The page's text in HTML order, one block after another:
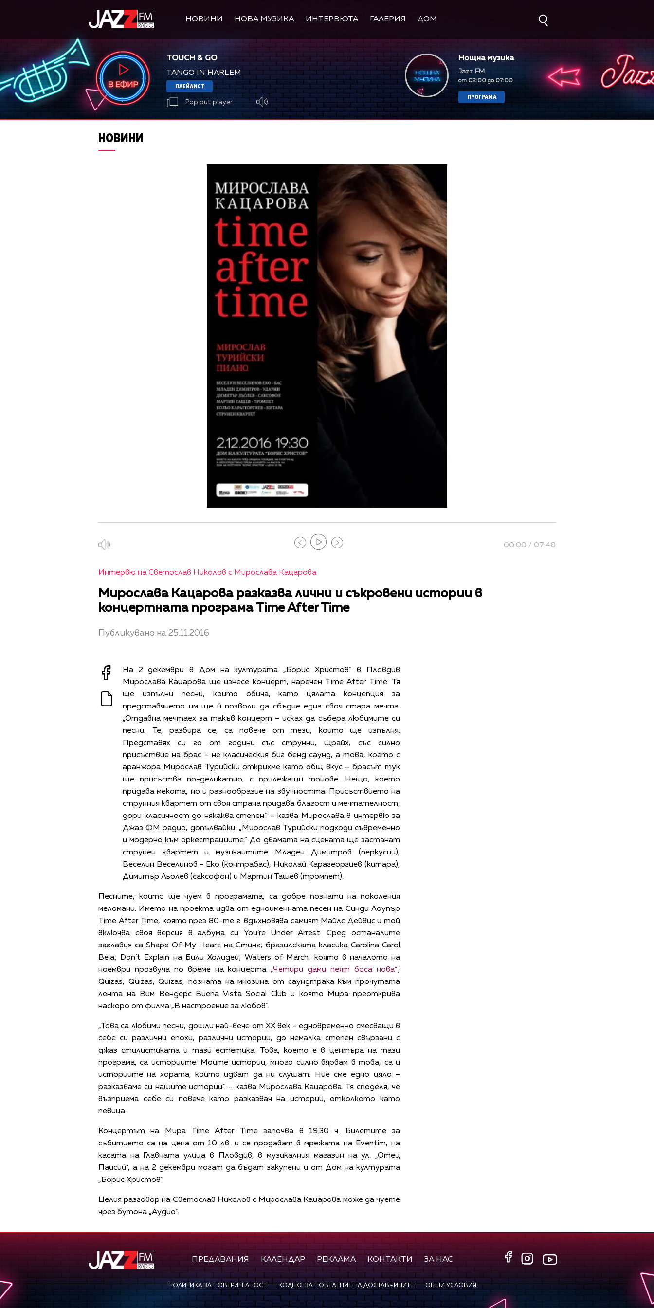
НОВИНИ НОВА МУЗИКА ИНТЕРВЮТА ГАЛЕРИЯ ДОМ
TOUCH & GO
TANGO IN HARLEM
ПЛЕЙЛИСТ
Pop out player
Нощна музика
Jazz FM
от 02:00 до 07:00
ПРОГРАМА
НОВИНИ
00:00 / 07:48
Интервю на Светослав Николов с Мирослава Кацарова
Мирослава Кацарова разказва лични и съкровени истории в
концертната програма Time After Time
Публикувано на 25.11.2016
На 2 декември в Дом на културата „Борис Христов“ в Пловдив
Мирослава Кацарова ще изнесе концерт, наречен Time After Time. Тя
ще изпълни песни, които обича, като цялата концепция за
представянето им ще й позволи да сбъдне една своя стара мечта.
„Отдавна мечтаех за такъв концерт – исках да събера любимите си
песни. Те, разбира се, са повече от тези, които ще изпълня.
Представях си го от години със струнни, щрайх, със силно
присъствие на брас – не класическия биг бенд саунд, а това, което с
аранжора Мирослав Турийски открихме като общ вкус – брасът тук
ще присъства по-деликатно, с прилежащи тонове. Нещо, което
придава мекота, но и разнообразие на звучността. Присъствието на
струнния квартет от своя страна придава благост и мечтателност,
дори класичност до някаква степен.“ – казва Мирослава в интервю за
Джаз ФМ радио, допълвайки: „Мирослав Турийски подходи съвременно
и модерно към оркестрациите.“ До двамата на сцената ще застанат
струнен квартет и музикантите Младен Димитров (перкусии),
Веселин Веселинов - Еко (контрабас), Николай Карагеоргиев (китара),
Димитър Льолев (саксофон) и Мартин Ташев (тромпет).
Песните, които ще чуем в програмата, са добре познати на поколения
меломани. Името на проекта идва от едноименната песен на Синди Лоупър
Time After Time, която през 80-те г. вдъхновява самият Майлс Дейвис и той
включва своя версия в албума си You’re Under Arrest. Сред останалите
заглавия са Shape Of My Heart на Стинг; бразилската класика Carolina Carol
Bela; Don’t Explain на Били Холидей; Waters of March, която в началото на
ноември прозвуча по време на концерта„Четири дами пеят боса нова“;
Quizas, Quizas, Quizas, позната на мнозина от саундтрака към прочутата
лента на Вим Вендерс Buena Vista Social Club и която Мира преоткрива
наскоро от филма „В настроение за любов“.
„Това са любими песни, дошли най-вече от XX век – едновременно смесващи в
себе си различни епохи, различни истории, до немалка степен свързани с
джаз стилистиката и тази естетика. Това, което е в центъра на тази
програма, са историите. Моите истории, много силно вярвам в това, са и
историите на хората, които идват да ни слушат. Ние сме едно цяло –
разказваме си нашите истории.“ – казва Мирослава Кацарова. Тя споделя, че
възприема себе си повече като разказвач на истории, отколкото като
певица.
Концертът на Мира Time After Time започва в 19:30 ч. Билетите за
събитието са на цена от 10 лв. и се продават в мрежата на Eventim, на
касата на Главната улица в Пловдив, в музикалния магазин на ул. „Отец
Паисий“, а на 2 декември могат да бъдат закупени и от Дом на културата
„Борис Христов“.
Целия разговор на Светослав Николов с Мирослава Кацарова може да чуете
чрез бутона „Аудио“.
ПРЕДАВАНИЯ КАЛЕНДАР РЕКЛАМА КОНТАКТИ ЗА НАС
ПОЛИТИКА ЗА ПОВЕРИТЕЛНОСТ КОДЕКС ЗА ПОВЕДЕНИЕ НА ДОСТАВЧИЦИТЕ ОБЩИ УСЛОВИЯ